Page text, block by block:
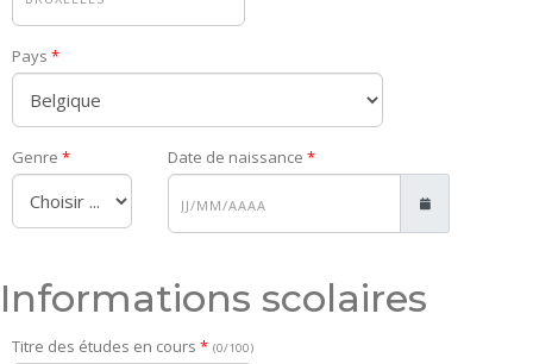
Pays
Genre Date de naissance
Informations scolaires
Titre des études en cours (0/100)